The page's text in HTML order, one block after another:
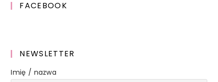
FACEBOOK
NEWSLETTER
Imię / nazwa